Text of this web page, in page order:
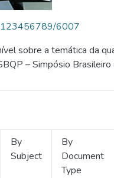
123456789/6007
sobre a temática da
– Simpósio
By
Subject
By
Document
Type